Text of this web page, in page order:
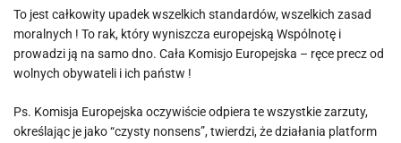
To jest całkowity upadek wszelkich standardów, wszelkich zasad
moralnych ! To rak, który wyniszcza europejską Wspólnotę i
prowadzi ją na samo dno. Cała Komisjo Europejska – ręce precz od
wolnych obywateli i ich państw !
Ps. Komisja Europejska oczywiście odpiera te wszystkie zarzuty,
określając je jako “czysty nonsens”, twierdzi, że działania platform